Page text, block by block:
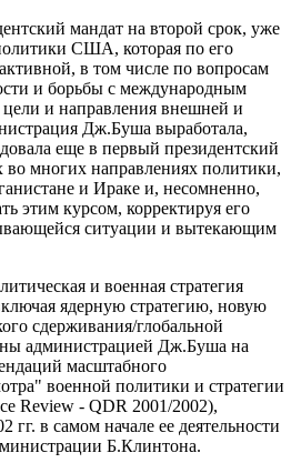
мандат на второй срок, уже
США, которая по его
в том числе по вопросам
и борьбы с международным
и направления внешней и
Дж.Буша выработала,
еще в первый президентский
во многих направлениях политики,
и Ираке и, несомненно,
этим курсом, корректируя его
ситуации и вытекающим
и военная стратегия
ядерную стратегию, новую
сдерживания/глобальной
администрацией Дж.Буша на
масштабного
военной политики и стратегии
Review - QDR 2001/2002),
гг. в самом начале ее деятельности
Б.Клинтона.